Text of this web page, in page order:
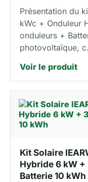
Présentation du
kWc + Onduleur
onduleurs +
photovoltaïque,
Voir le produit
Kit Solaire
Hybride 6 kW
Batterie 10 kWh